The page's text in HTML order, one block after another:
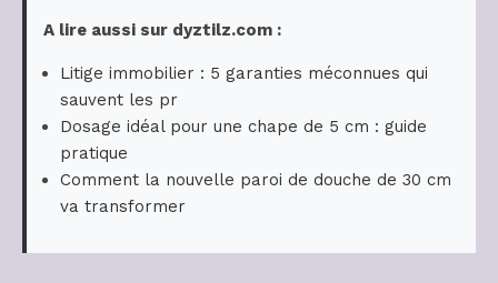
A lire aussi sur dyztilz.com :
Litige immobilier : 5 garanties méconnues qui
sauvent les pr
Dosage idéal pour une chape de 5 cm : guide
pratique
Comment la nouvelle paroi de douche de 30 cm
va transformer